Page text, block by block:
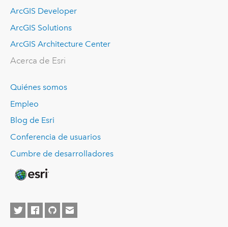
ArcGIS Developer
ArcGIS Solutions
ArcGIS Architecture Center
Acerca de Esri
Quiénes somos
Empleo
Blog de Esri
Conferencia de usuarios
Cumbre de desarrolladores